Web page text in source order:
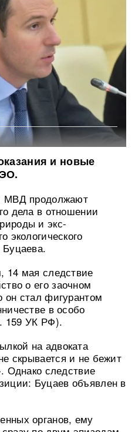
и новые
МВД продолжают
дела в отношении
и экс-
экологического
14 мая следствие
о его заочном
он стал фигурантом
в особо
159 УК РФ).
на адвоката
скрывается и не бежит
Однако следствие
Буцаев объявлен в
органов, ему